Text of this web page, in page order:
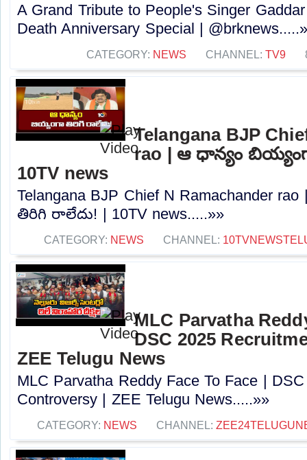
A Grand Tribute to People's Singer
Death Anniversary Special |
CATEGORY: NEWS CHANNEL: TV9
Telangana BJP
rao | ఆ ధాన్యం
10TV news
Telangana BJP Chief N Ramachander
తిరిగి రాలేదు! | 10TV news.....»»
CATEGORY: NEWS CHANNEL:
MLC Parvatha
DSC 2025
ZEE Telugu News
MLC Parvatha Reddy Face To Face |
Controversy |‪ ZEE Telugu News.....»»
CATEGORY: NEWS CHANNEL: